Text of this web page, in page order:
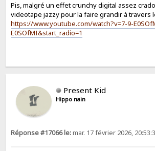
Pis, malgré un effet crunchy digital assez
videotape jazzy pour la faire grandir à travers
https://www.youtube.com/watch?v=7-9-
E0SOfMI&start_radio=1
Present Kid
Hippo nain
Réponse #17066 le:mar. 17 février 2026,